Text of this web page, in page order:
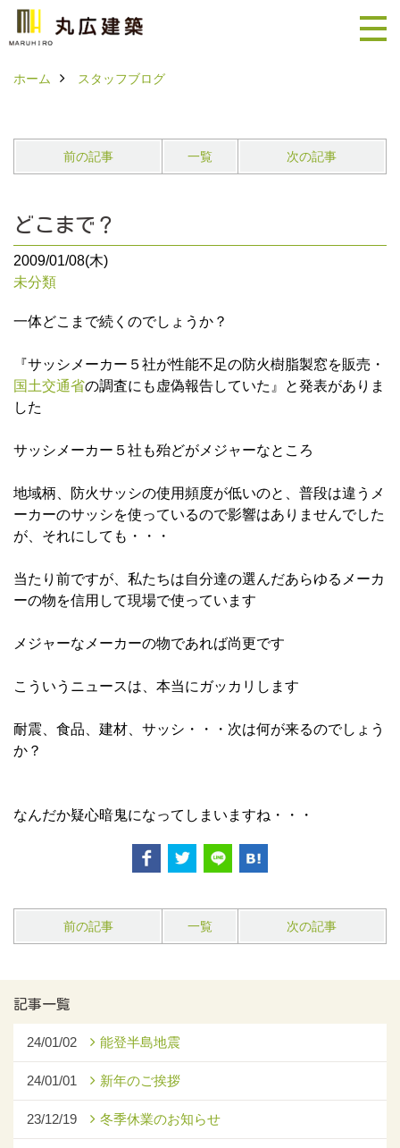
ホーム スタッフブログ
前の記事 一覧 次の記事
どこまで？
2009/01/08(木)
未分類
一体どこまで続くのでしょうか？
『サッシメーカー５社が性能不足の防火樹脂製窓を販売・
国土交通省の調査にも虚偽報告していた』と発表がありま
した
サッシメーカー５社も殆どがメジャーなところ
地域柄、防火サッシの使用頻度が低いのと、普段は違うメ
ーカーのサッシを使っているので影響はありませんでした
が、それにしても・・・
当たり前ですが、私たちは自分達の選んだあらゆるメーカ
ーの物を信用して現場で使っています
メジャーなメーカーの物であれば尚更です
こういうニュースは、本当にガッカリします
耐震、食品、建材、サッシ・・・次は何が来るのでしょう
か？
なんだか疑心暗鬼になってしまいますね・・・
前の記事 一覧 次の記事
記事一覧
24/01/02 能登半島地震
24/01/01 新年のご挨拶
23/12/19 冬季休業のお知らせ